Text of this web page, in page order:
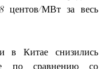
центов/МВт за весь
в Китае снизились
по сравнению со